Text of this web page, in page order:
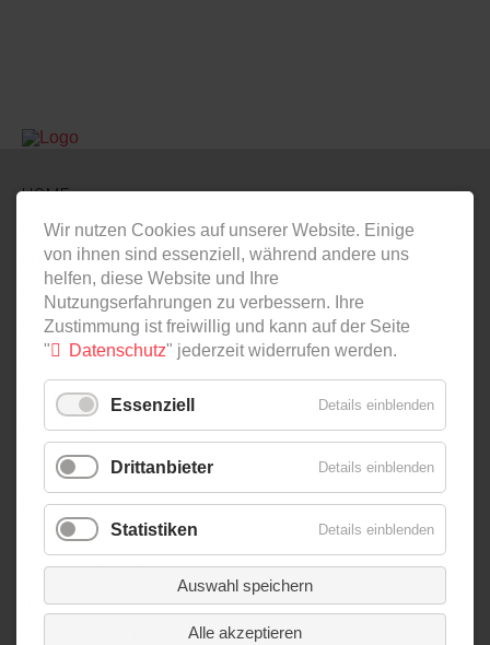
NAVIGATION
ÜBERSPRINGEN
HOME
DIGITALISIERUNG & INNOVATION
FOOD SYSTEMS
GENDER
HANDEL UND LIEFERKETTEN
KLIMA
MENSCHEN & PERSPEKTIVEN
POLITICS
ALLE BEITRÄGE
NAVIGATION
ÜBERSPRINGEN
PODCAST
IN ZAHLEN
AGRI-FOOD-MAP
INNOVATION LAB
Wir nutzen Cookies auf unserer Website. Einige
von ihnen sind essenziell, während andere uns
helfen, diese Website und Ihre
Nutzungserfahrungen zu verbessern. Ihre
Zustimmung ist freiwillig und kann auf der Seite
"
Datenschutz" jederzeit widerrufen werden.
Essenziell Details einblenden
Drittanbieter Details einblenden
Statistiken Details einblenden
Auswahl speichern
Alle akzeptieren